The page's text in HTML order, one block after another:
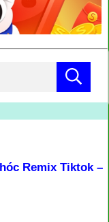
Remix Tiktok –